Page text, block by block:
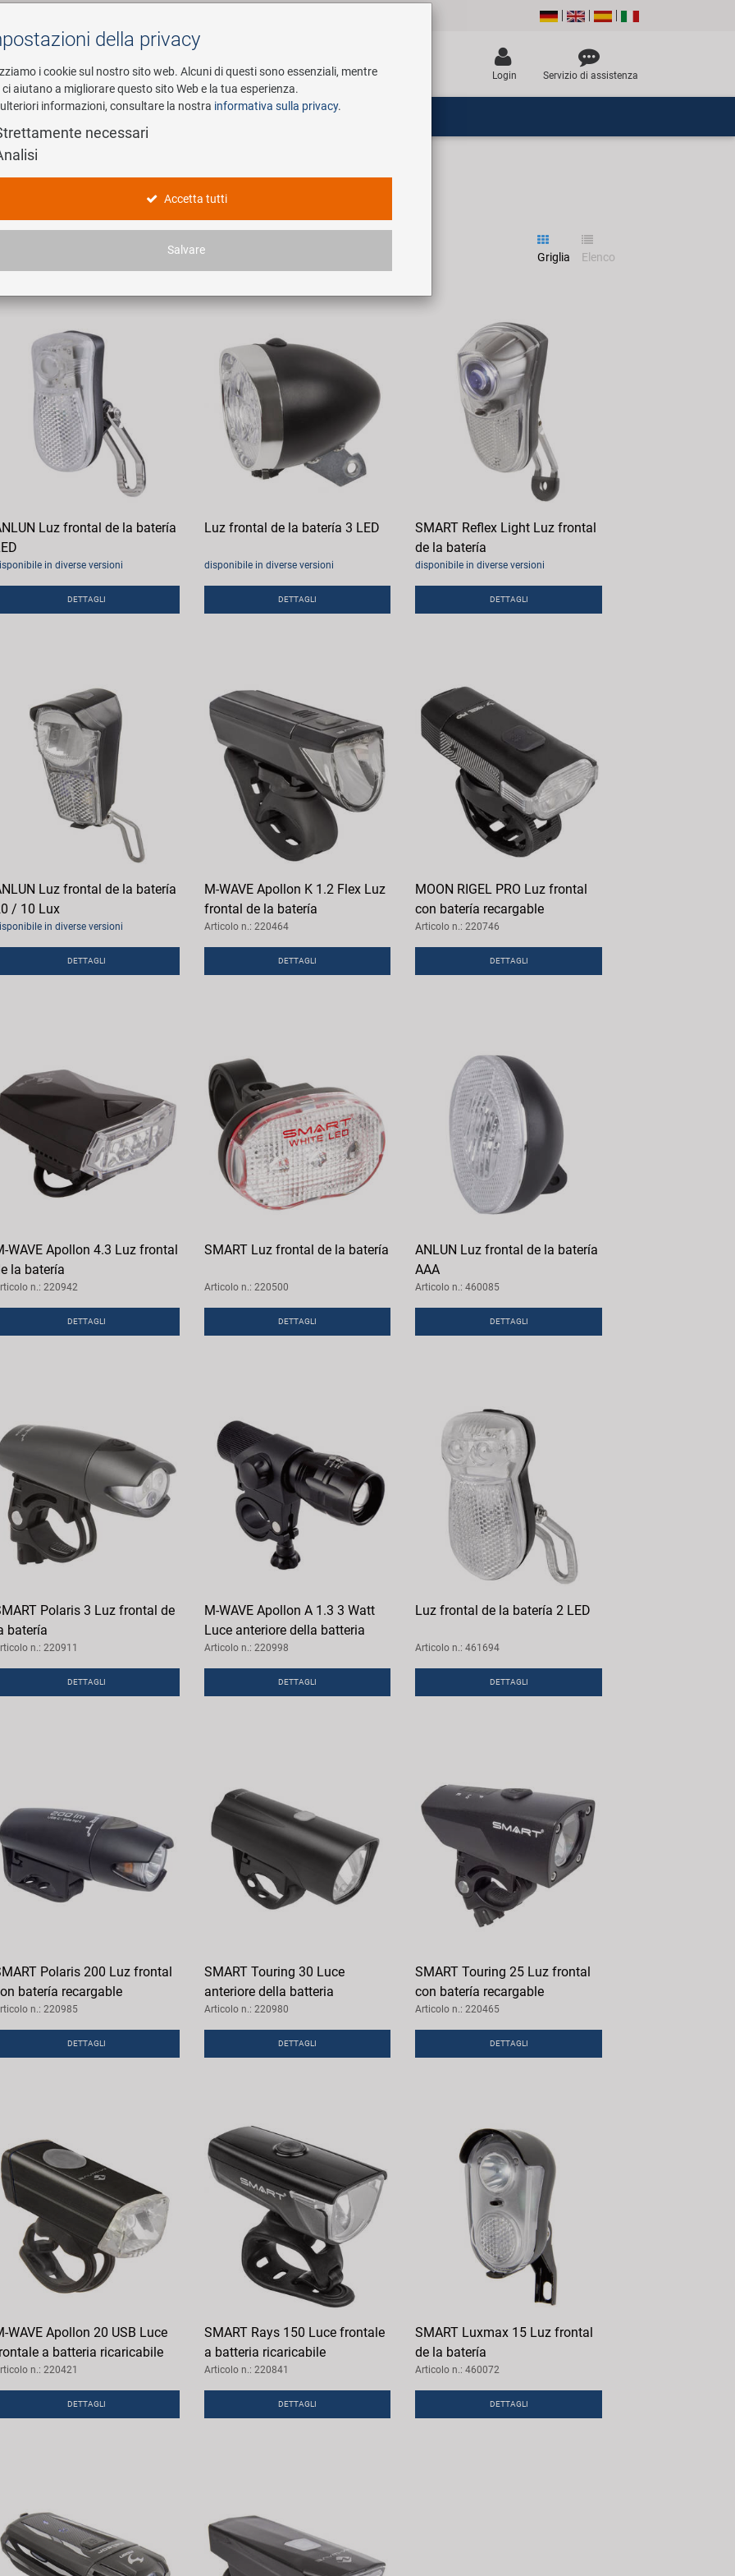
Cerca
Login Servizio di assistenza
E-Mobility
Frontlichter
Griglia Elenco
Luz frontal de la batería
in diverse versioni
DETTAGLI
Luz frontal de la batería 3 LED
disponibile in diverse versioni
DETTAGLI
SMART Reflex Light Luz frontal
de la batería
disponibile in diverse versioni
DETTAGLI
Luz frontal de la batería
/ 10 Lux
in diverse versioni
DETTAGLI
M-WAVE Apollon K 1.2 Flex Luz
frontal de la batería
Articolo n.: 220464
DETTAGLI
MOON RIGEL PRO Luz frontal
con batería recargable
Articolo n.: 220746
DETTAGLI
WAVE Apollon 4.3 Luz frontal
la batería
n.: 220942
DETTAGLI
SMART Luz frontal de la batería
Articolo n.: 220500
DETTAGLI
ANLUN Luz frontal de la batería
AAA
Articolo n.: 460085
DETTAGLI
Polaris 3 Luz frontal de
batería
n.: 220911
DETTAGLI
M-WAVE Apollon A 1.3 3 Watt
Luce anteriore della batteria
Articolo n.: 220998
DETTAGLI
Luz frontal de la batería 2 LED
Articolo n.: 461694
DETTAGLI
Polaris 200 Luz frontal
batería recargable
n.: 220985
DETTAGLI
SMART Touring 30 Luce
anteriore della batteria
Articolo n.: 220980
DETTAGLI
SMART Touring 25 Luz frontal
con batería recargable
Articolo n.: 220465
DETTAGLI
WAVE Apollon 20 USB Luce
a batteria ricaricabile
n.: 220421
DETTAGLI
SMART Rays 150 Luce frontale
a batteria ricaricabile
Articolo n.: 220841
DETTAGLI
SMART Luxmax 15 Luz frontal
de la batería
Articolo n.: 460072
DETTAGLI
della privacy
i cookie sul nostro sito web. Alcuni di questi sono essenziali, mentre
aiutano a migliorare questo sito Web e la tua esperienza.
informazioni, consultare la nostra informativa sulla privacy.
necessari
Accetta tutti
Salvare